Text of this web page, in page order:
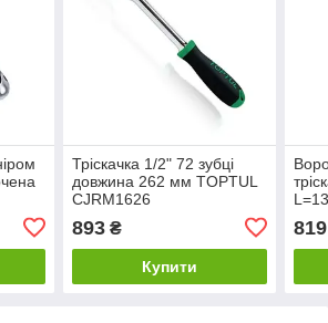
Тріскачка 1/2" 72 зубці
довжина 262 мм TOPTUL
CJRM1626
893₴
Купити
819